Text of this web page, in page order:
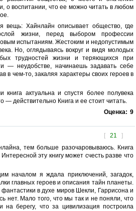
о воспитании, что ее можно читать в любом
вещь: Хайнлайн описывает общество, где
жизни, перед выбором профессии
испытаниям. Жестоким и недопустимым
Но, оглядываясь вокруг и видя молодых
трудностей жизни и теряющихся при
— неудобстве, начинаешь задавать себе
в чем-то, закаляя характеры своих героев в
книга актуальна и спустя более полувека
— действительно Книга и ее стоит читать.
Оценка: 9
[ 21 ]
тем больше разочаровываюсь. Книга
эту книгу может счесть разве что
началом я ждала приключений, загадок,
главных героев и описания тайн планеты.
в духе миров Шекли, Гаррисона и
нет. Мало того, что мы так и не поняли, что
на берегу, что за цивилизация построила